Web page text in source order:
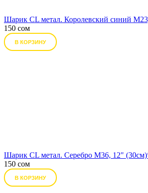
Шарик CL метал. Королевский синий
150 сом
В КОРЗИНУ
Шарик CL метал. Серебро М36, 12"
150 сом
В КОРЗИНУ